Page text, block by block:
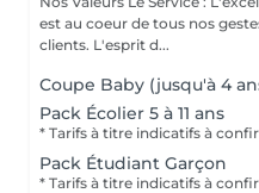
est au coeur de tous nos
clients. L'esprit d...
Coupe Baby (jusqu'à 4
Pack Écolier 5 à 11 ans
Pack Étudiant Garçon